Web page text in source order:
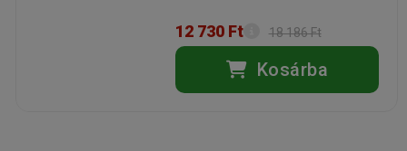
12 730 Ft 18 186 Ft
Kosárba